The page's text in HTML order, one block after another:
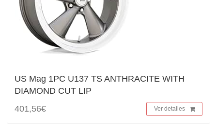
US Mag 1PC U137 TS ANTHRACITE WITH
DIAMOND CUT LIP
401,56€
Ver detalles